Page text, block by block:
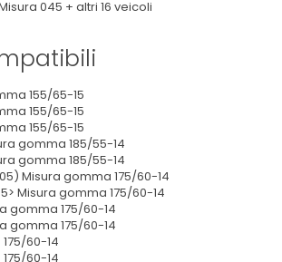
045 + altri 16 veicoli
155/65-15
155/65-15
155/65-15
gomma 185/55-14
gomma 185/55-14
Misura gomma 175/60-14
Misura gomma 175/60-14
gomma 175/60-14
gomma 175/60-14
60-14
60-14